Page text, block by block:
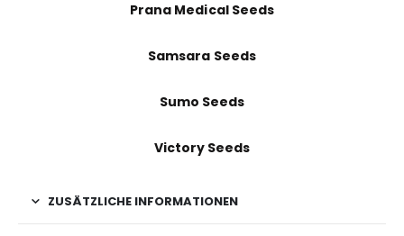
Prana Medical Seeds
Samsara Seeds
Sumo Seeds
Victory Seeds
ZUSÄTZLICHE INFORMATIONEN